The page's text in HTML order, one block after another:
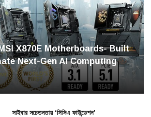
X870E Motherboards- Built
Next-Gen AI Computing
সাইবার সচেতনতায় ‘সিসিএ ফাউন্ডেশন’